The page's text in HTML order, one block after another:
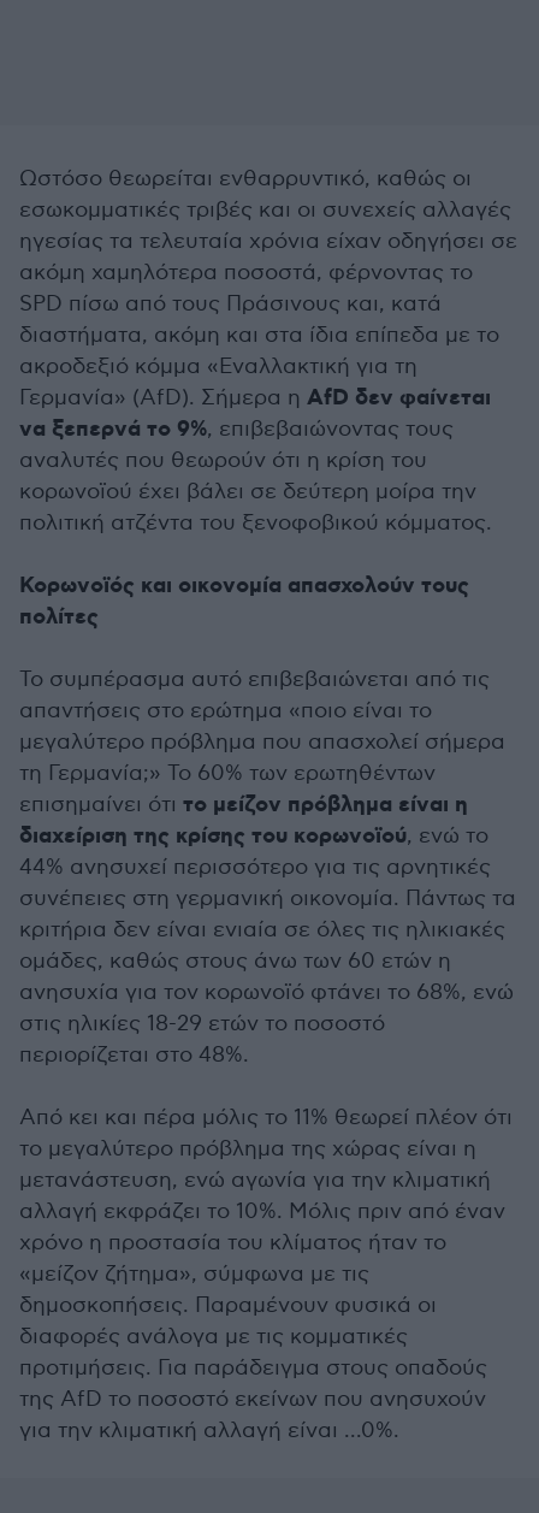
Ωστόσο θεωρείται ενθαρρυντικό, καθώς οι
εσωκομματικές τριβές και οι συνεχείς αλλαγές
ηγεσίας τα τελευταία χρόνια είχαν οδηγήσει σε
ακόμη χαμηλότερα ποσοστά, φέρνοντας το
SPD πίσω από τους Πράσινους και, κατά
διαστήματα, ακόμη και στα ίδια επίπεδα με το
ακροδεξιό κόμμα «Εναλλακτική για τη
Γερμανία» (AfD). Σήμερα η AfD δεν φαίνεται
να ξεπερνά το 9%, επιβεβαιώνοντας τους
αναλυτές που θεωρούν ότι η κρίση του
κορωνοϊού έχει βάλει σε δεύτερη μοίρα την
πολιτική ατζέντα του ξενοφοβικού κόμματος.
Κορωνοϊός και οικονομία απασχολούν τους
πολίτες
Το συμπέρασμα αυτό επιβεβαιώνεται από τις
απαντήσεις στο ερώτημα «ποιο είναι το
μεγαλύτερο πρόβλημα που απασχολεί σήμερα
τη Γερμανία;» Το 60% των ερωτηθέντων
επισημαίνει ότι το μείζον πρόβλημα είναι η
διαχείριση της κρίσης του κορωνοϊού, ενώ το
44% ανησυχεί περισσότερο για τις αρνητικές
συνέπειες στη γερμανική οικονομία. Πάντως τα
κριτήρια δεν είναι ενιαία σε όλες τις ηλικιακές
ομάδες, καθώς στους άνω των 60 ετών η
ανησυχία για τον κορωνοϊό φτάνει το 68%, ενώ
στις ηλικίες 18-29 ετών το ποσοστό
περιορίζεται στο 48%.
Από κει και πέρα μόλις το 11% θεωρεί πλέον ότι
το μεγαλύτερο πρόβλημα της χώρας είναι η
μετανάστευση, ενώ αγωνία για την κλιματική
αλλαγή εκφράζει το 10%. Μόλις πριν από έναν
χρόνο η προστασία του κλίματος ήταν το
«μείζον ζήτημα», σύμφωνα με τις
δημοσκοπήσεις. Παραμένουν φυσικά οι
διαφορές ανάλογα με τις κομματικές
προτιμήσεις. Για παράδειγμα στους οπαδούς
της AfD το ποσοστό εκείνων που ανησυχούν
για την κλιματική αλλαγή είναι ...0%.